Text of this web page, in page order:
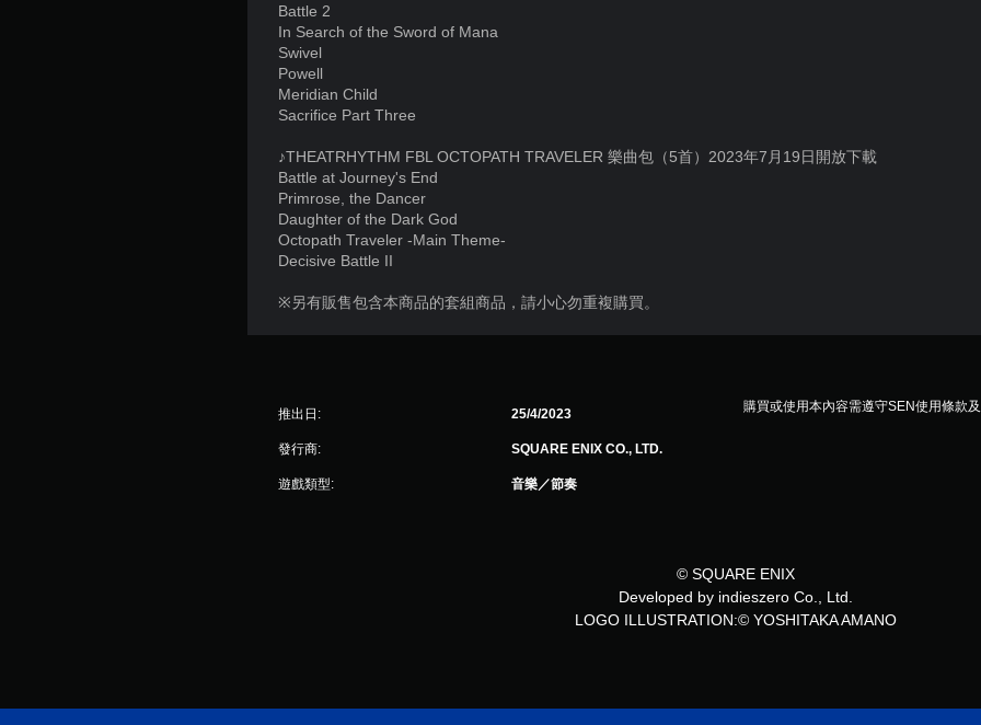
Battle 2
In Search of the Sword of Mana
Swivel
Powell
Meridian Child
Sacrifice Part Three
♪THEATRHYTHM FBL OCTOPATH TRAVELER 樂曲包（5首）2023年7月19日開放下載
Battle at Journey's End
Primrose, the Dancer
Daughter of the Dark God
Octopath Traveler -Main Theme-
Decisive Battle II
※另有販售包含本商品的套組商品，請小心勿重複購買。
推出日: 25/4/2023
發行商: SQUARE ENIX CO., LTD.
遊戲類型: 音樂／節奏
購買或使用本內容需遵守SEN使用條款
© SQUARE ENIX
Developed by indieszero Co., Ltd.
LOGO ILLUSTRATION:© YOSHITAKA AMANO